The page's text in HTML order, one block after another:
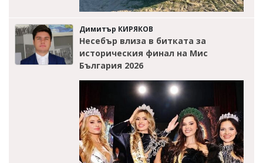
Димитър КИРЯКОВ
Несебър влиза в битката за
историческия финал на Мис
България 2026